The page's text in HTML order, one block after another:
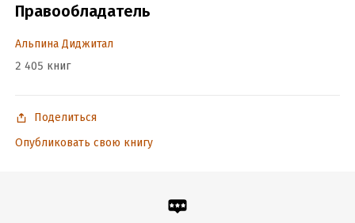
Дата поступления:
ISBN (EAN):9785001393160
Время на чтение:
Правообладатель
Альпина Диджитал
2 405 книг
Поделиться
Опубликовать свою книгу